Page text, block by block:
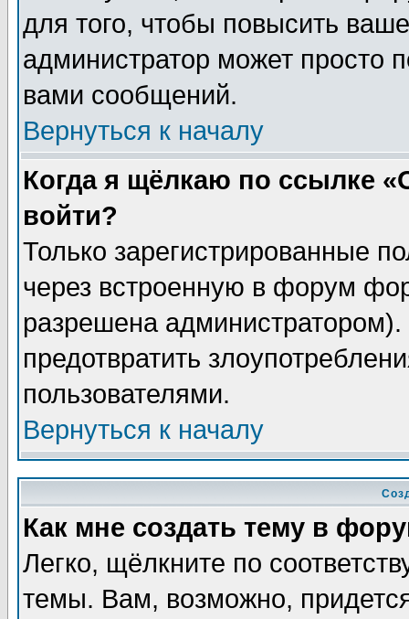
для того, чтобы повысить
администратор может просто
вами сообщений.
Вернуться к началу
Когда я щёлкаю по ссылке
войти?
Только зарегистрированные
через встроенную в форум
разрешена
предотвратить
пользователями.
Вернуться к началу
Как мне создать тему в
Легко, щёлкните по
темы. Вам, возможно,